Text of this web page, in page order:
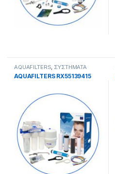
AQUAFILTERS, ΣΥΣΤΗΜΑΤΑ
ΑΝΤΙΣΤΡΟΦΗΣ ΟΣΜΟΣΗΣ
AQUAFILTERS RX55139415